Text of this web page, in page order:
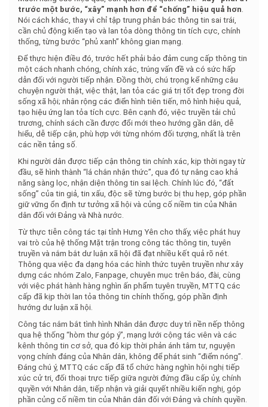
trước một bước, “xây” mạnh hơn để “chống” hiệu quả hơn
Nói cách khác, thay vì chỉ tập trung phản bác thông tin sai trái,
cần chủ động kiến tạo và lan tỏa dòng thông tin tích cực, chính
thống, từng bước “phủ xanh” không gian mạng.
Để thực hiện điều đó, trước hết phải bảo đảm cung cấp thông tin
một cách nhanh chóng, chính xác, trúng vấn đề và có sức hấp
dẫn đối với người tiếp nhận. Đồng thời, chú trọng kể những câu
chuyện người thật, việc thật, lan tỏa các giá trị tốt đẹp trong đời
sống xã hội; nhân rộng các điển hình tiên tiến, mô hình hiệu quả,
tạo hiệu ứng lan tỏa tích cực. Bên cạnh đó, việc truyền tải chủ
trương, chính sách cần được đổi mới theo hướng gần dân, dễ
hiểu, dễ tiếp cận, phù hợp với từng nhóm đối tượng, nhất là trên
các nền tảng số.
Khi người dân được tiếp cận thông tin chính xác, kịp thời ngay từ
đầu, sẽ hình thành “lá chắn nhận thức”, qua đó tự nâng cao khả
năng sàng lọc, nhận diện thông tin sai lệch. Chính lúc đó, “đất
sống” của tin giả, tin xấu, độc sẽ từng bước bị thu hẹp, góp phần
giữ vững ổn định tư tưởng xã hội và củng cố niềm tin của Nhân
dân đối với Đảng và Nhà nước.
Từ thực tiễn công tác tại tỉnh Hưng Yên cho thấy, việc phát huy
vai trò của hệ thống Mặt trận trong công tác thông tin, tuyên
truyền và nắm bắt dư luận xã hội đã đạt nhiều kết quả rõ nét.
Thông qua việc đa dạng hóa các hình thức tuyên truyền như xây
dựng các nhóm Zalo, Fanpage, chuyên mục trên báo, đài, cùng
với việc phát hành hàng nghìn ấn phẩm tuyên truyền, MTTQ các
cấp đã kịp thời lan tỏa thông tin chính thống, góp phần định
hướng dư luận xã hội.
Công tác nắm bắt tình hình Nhân dân được duy trì nền nếp thông
qua hệ thống “hòm thư góp ý”, mạng lưới cộng tác viên và các
kênh thông tin cơ sở, qua đó kịp thời phản ánh tâm tư, nguyện
vọng chính đáng của Nhân dân, không để phát sinh “điểm nóng”.
Đáng chú ý, MTTQ các cấp đã tổ chức hàng nghìn hội nghị tiếp
xúc cử tri, đối thoại trực tiếp giữa người đứng đầu cấp ủy, chính
quyền với Nhân dân, tiếp nhận và giải quyết nhiều kiến nghị, góp
phần củng cố niềm tin của Nhân dân đối với Đảng và chính quyền.